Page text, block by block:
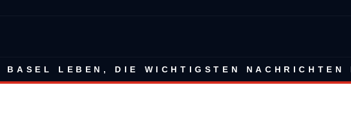
BASEL LEBEN, DIE WICHTIGSTEN NACHRICHTEN